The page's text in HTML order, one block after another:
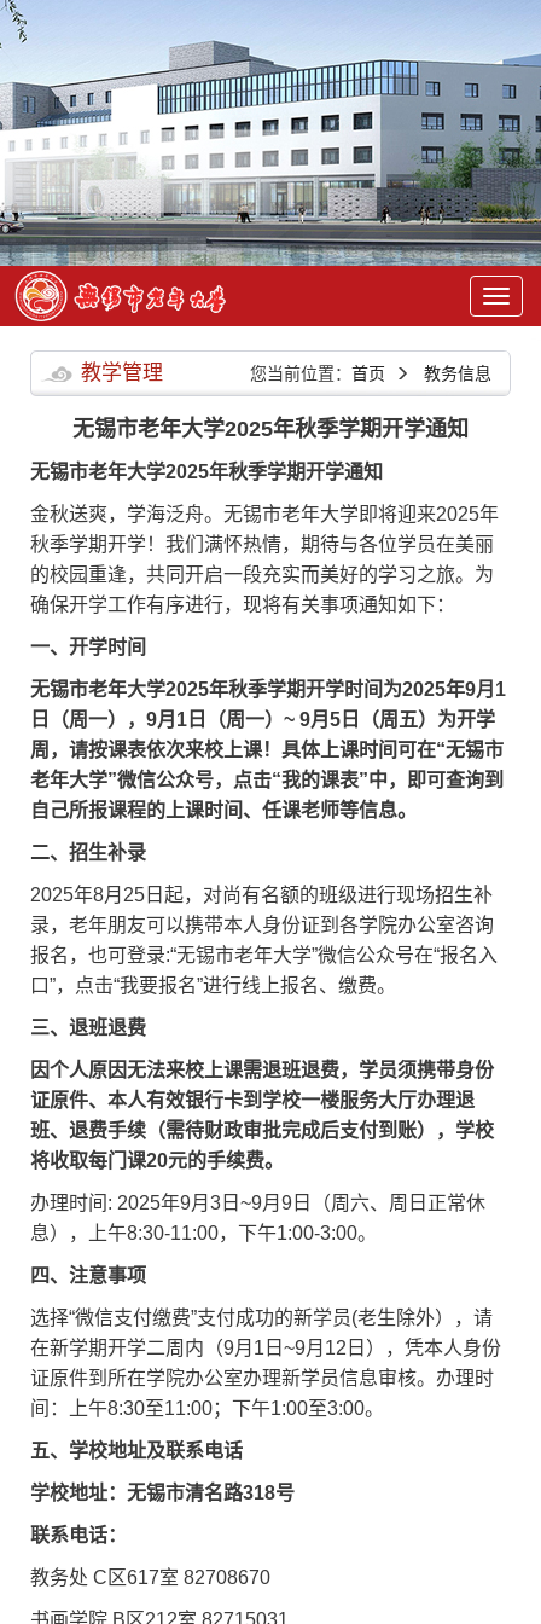
教学管理 您当前位置： 首页 教务信息
无锡市老年大学2025年秋季学期开学通知
无锡市老年大学2025年秋季学期开学通知
金秋送爽，学海泛舟。无锡市老年大学即将迎来2025年
秋季学期开学！我们满怀热情，期待与各位学员在美丽
的校园重逢，共同开启一段充实而美好的学习之旅。为
确保开学工作有序进行，现将有关事项通知如下：
一、开学时间
无锡市老年大学2025年秋季学期开学时间为2025年9月1
日（周一），9月1日（周一）~ 9月5日（周五）为开学
周，请按课表依次来校上课！具体上课时间可在“无锡市
老年大学”微信公众号，点击“我的课表”中，即可查询到
自己所报课程的上课时间、任课老师等信息。
二、招生补录
2025年8月25日起，对尚有名额的班级进行现场招生补
录，老年朋友可以携带本人身份证到各学院办公室咨询
报名，也可登录:“无锡市老年大学”微信公众号在“报名入
口”，点击“我要报名”进行线上报名、缴费。
三、退班退费
因个人原因无法来校上课需退班退费，学员须携带身份
证原件、本人有效银行卡到学校一楼服务大厅办理退
班、退费手续（需待财政审批完成后支付到账），学校
将收取每门课20元的手续费。
办理时间: 2025年9月3日~9月9日（周六、周日正常休
息），上午8:30-11:00，下午1:00-3:00。
四、注意事项
选择“微信支付缴费”支付成功的新学员(老生除外），请
在新学期开学二周内（9月1日~9月12日），凭本人身份
证原件到所在学院办公室办理新学员信息审核。办理时
间：上午8:30至11:00；下午1:00至3:00。
五、学校地址及联系电话
学校地址：无锡市清名路318号
联系电话：
教务处 C区617室 82708670
书画学院 B区212室 82715031